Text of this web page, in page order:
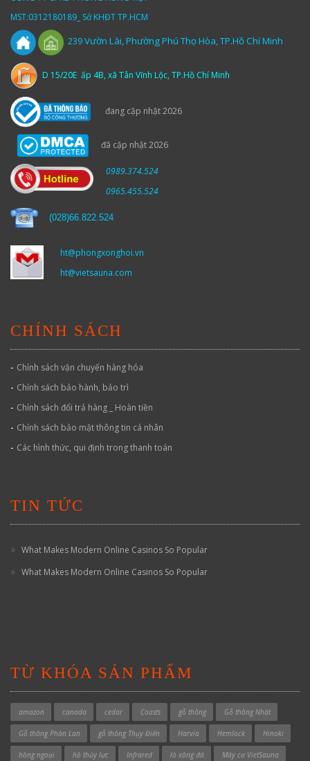
MST:0312180189_ Sở KHĐT TP.HCM
239Vườn Lài,Phường Phú Thọ Hòa, TP.Hồ Chí Minh
D 15/20E ấp 4B, xã Tân Vĩnh Lộc, TP.Hồ Chí Minh
đang cập nhật 2026
đã cập nhật 2026
0989.374.524
0965.455.524
(028)66.822.524
ht@phongxonghoi.vn
ht@vietsauna.com
CHÍNH SÁCH
- Chính sách vận chuyển hàng hóa
- Chính sách bảo hành, bảo trì
- Chính sách đổi trả hàng _ Hoàn tiền
- Chính sách bảo mật thông tin cá nhân
- Các hình thức, qui định trong thanh toán
TIN TỨC
What Makes Modern Online Casinos So Popular
What Makes Modern Online Casinos So Popular
TỪ KHÓA SẢN PHẨM
amazon canada cedar Coasts gỗ thông Gỗ thông Nhật
Gỗ thông Phần Lan gỗ thông Thụy Điển Harvia Hemlock Hinoki
hồng ngoại hồ thủy lực Infrared lò xông đá Máy cơ VietSauna